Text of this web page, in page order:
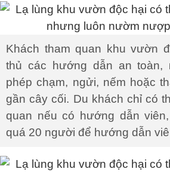
Khách tham quan khu vườn
thủ các hướng dẫn an toàn,
phép chạm, ngửi, nếm hoặc
gần cây cối. Du khách chỉ có
quan nếu có hướng dẫn
quá 20 người để hướng dẫn